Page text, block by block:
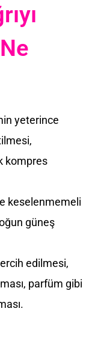
yeterince
kompres
keselenmemeli
güneş
edilmesi,
parfüm gibi